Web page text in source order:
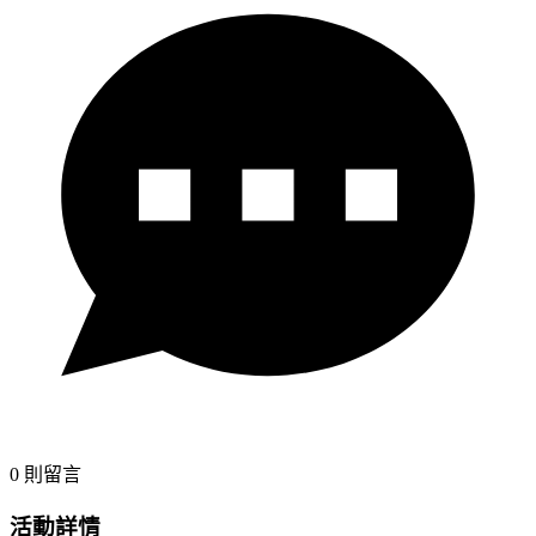
0 則留言
活動詳情